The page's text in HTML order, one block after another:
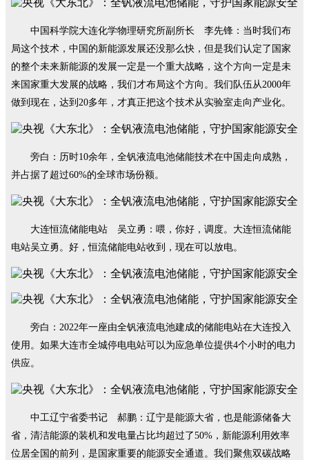
中国科学院大连化学物理研究所副所长 李先锋：当时我们布
局这个技术，中国的新能源发展还没那么快，但是我们认定了国家
的整个未来新能源的发展一定是一个重大战略，这个方向一定是未
来国家重大发展的战略，我们才布局这个方向。我们队伍从2000年
做到现在，达到20多年，才真正把这个技术从实验室走向产业化。
旁白：历时10余年，全钒液流电池储能技术在中国走向成熟，
并占据了超过60%的全球市场份额。
大连恒流储能电站 吴立勇：喂，你好，调度。大连恒流储能
电站吴立勇。好，恒流储能电站收到，现在可以放电。
旁白：2022年一座由全钒液流电池建成的储能电站在大连投入
使用。如果大连市全城停电电站可以为应急单位提供4个小时的电力
供应。
中工辽宁省委书记 郝鹏：辽宁是能源大省，也是能源储备大
省，清洁能源的装机和发电量占比均超过了50%，新能源利用效率
位居全国的前列，是国家重要的能源安全通道。我们聚焦双碳战略